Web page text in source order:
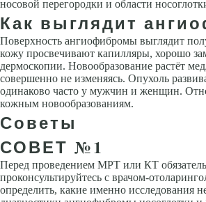
носовой перегородки и области
Как выглядит
Поверхность ангиофибромы выглядит
кожу просвечивают капилляры, хорошо
дермоскопии. Новообразование растёт
совершенно не изменяясь. Опухоль
одинаково часто у мужчин и женщин.
кожным новообразованиям.
Советы
СОВЕТ №1
Перед проведением МРТ или КТ
проконсультируйтесь с врачом-
определить, какие именно исследования